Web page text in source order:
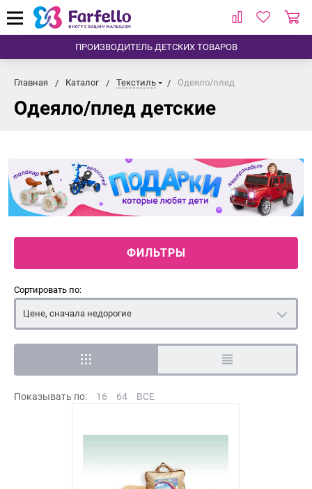
ПРОИЗВОДИТЕЛЬ ДЕТСКИХ ТОВАРОВ
Главная Каталог Текстиль Одеяло/плед
Одеяло/плед детские
ФИЛЬТРЫ
Сортировать по:
Цене, сначала недорогие
Показывать по: 16 64 ВСЕ